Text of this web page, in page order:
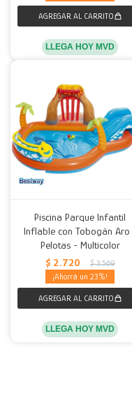
LLEGA HOY MVD
Piscina Parque Infantil
Inflable con Tobogán Aro
Pelotas - Multicolor
$ 2.720 $ 3.569
23
LLEGA HOY MVD